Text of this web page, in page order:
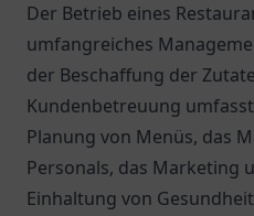
Der Betrieb eines
umfangreiches
der Beschaffung der
Kundenbetreuung
Planung von Menüs, das
Personals, das Marketing
Einhaltung von